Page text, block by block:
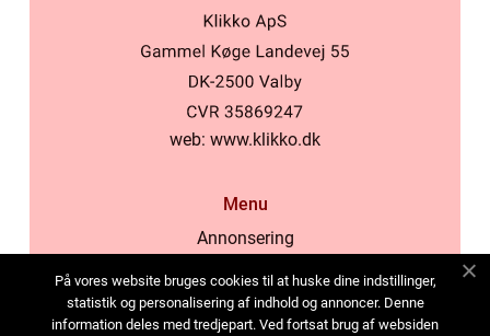
web: www.klikko.dk
Menu
Annonsering
Cookies
Kontakta oss
På vores website bruges cookies til at huske dine indstillinger,
statistik og personalisering af indhold og annoncer. Denne
information deles med tredjepart. Ved fortsat brug af websiden